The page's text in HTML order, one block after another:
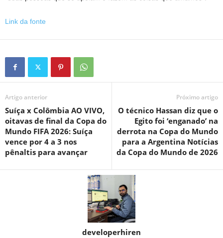
Link da fonte
Artigo anterior
Suíça x Colômbia AO VIVO,
oitavas de final da Copa do
Mundo FIFA 2026: Suíça
vence por 4 a 3 nos
pênaltis para avançar
Próximo artigo
O técnico Hassan diz que o
Egito foi ‘enganado’ na
derrota na Copa do Mundo
para a Argentina Notícias
da Copa do Mundo de 2026
developerhiren